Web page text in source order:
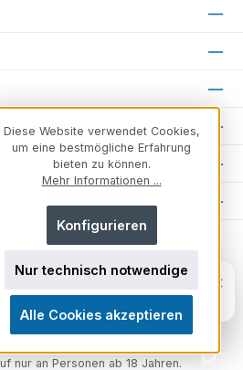
& Varianten
Geschmack suchen
Fachberater
Vape Ratgeber
Impressum Kontakt
zzgl.Versandkosten
wenn nicht anders angegeben.
& Vape Shop - Alle Rechte
nur an Personen ab 18 Jahren.
Unsicher, welches Produkt zu dir
×
Diese Website verwendet Cookies,
um eine bestmögliche Erfahrung
bieten zu können.
Mehr Informationen ...
Nur technisch notwendige
Konfigurieren
Alle Cookies akzeptieren